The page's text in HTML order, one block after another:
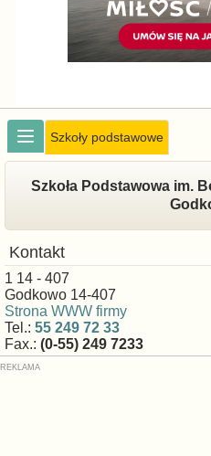
Szkoły podstawowe
Szkoła Podstawowa im.
Kontakt
1 14 - 407
Godkowo 14-407
Strona WWW firmy
Tel.: 55 249 72 33
Fax.: (0-55) 249 7233